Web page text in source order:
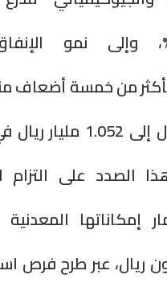
100%، وإلى نمو
الصدد على التزام
إمكاناتها
تريليون ريال، عبر طرح